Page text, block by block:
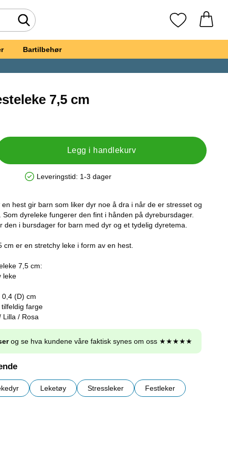
Søk Mine favoritter
Bartilbehør
7,5 cm
Legg i handlekurv
Produkttilgjengelighet: På lager
Leveringstid: 1-3 dager
hest gir barn som liker dyr noe å dra i når de er stresset og
dyreleke fungerer den fint i hånden på dyrebursdager.
den i bursdager for barn med dyr og et tydelig dyretema.
cm er en stretchy leke i form av en hest.
7,5 cm:
leke
(D) cm
farge
Lilla / Rosa
og se hva kundene våre faktisk synes om oss ★★★★★
Leketøy Stressleker Festleker